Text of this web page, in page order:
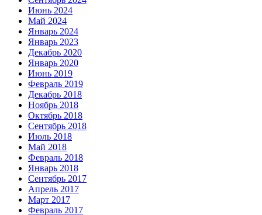
Июнь 2024
Май 2024
Январь 2024
Январь 2023
Декабрь 2020
Январь 2020
Июнь 2019
Февраль 2019
Декабрь 2018
Ноябрь 2018
Октябрь 2018
Сентябрь 2018
Июль 2018
Май 2018
Февраль 2018
Январь 2018
Сентябрь 2017
Апрель 2017
Март 2017
Февраль 2017